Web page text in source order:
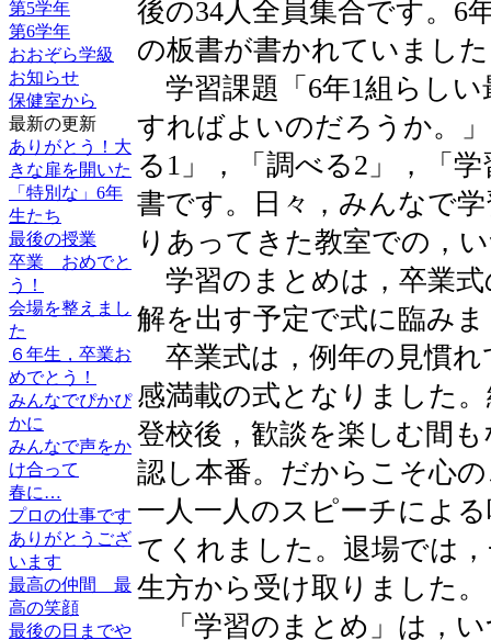
第5学年
第6学年
おおぞら学級
お知らせ
保健室から
最新の更新
ありがとう！大
きな扉を開いた
「特別な」6年
生たち
最後の授業
卒業 おめでと
う！
会場を整えまし
た
６年生，卒業お
めでとう！
みんなでぴかぴ
かに
みんなで声をか
け合って
春に…
プロの仕事です
ありがとうござ
います
最高の仲間 最
高の笑顔
最後の日までや
後の34人全員集合です。6
の板書が書かれていまし
学習課題「6年1組らし
すればよいのだろうか。
る1」，「調べる2」，「
書です。日々，みんなで
りあってきた教室での，
学習のまとめは，卒業
解を出す予定で式に臨み
卒業式は，例年の見慣
感満載の式となりました
登校後，歓談を楽しむ間
認し本番。だからこそ心
一人一人のスピーチによ
てくれました。退場では
生方から受け取りました。
「学習のまとめ」は，